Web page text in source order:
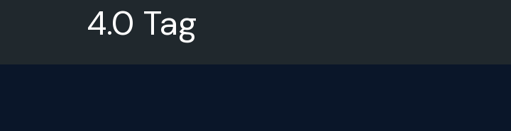
Découvrir ITDM Group
Notre Histoire
4.0 Tag